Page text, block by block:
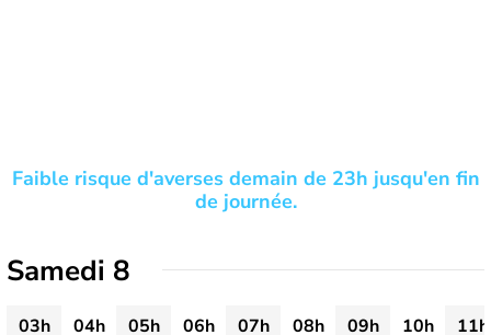
Faible risque d'averses demain de 23h jusqu'en fin
de journée.
Samedi 8
03h 04h 05h 06h 07h 08h 09h 10h
11h